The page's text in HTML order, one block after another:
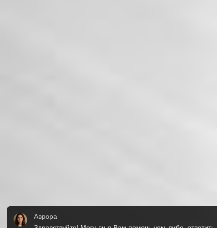
Аврора